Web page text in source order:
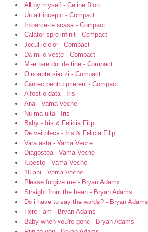
All by myself - Celine Dion
Un alt inceput - Compact
Intoarce-te acasa - Compact
Calator spre infinit - Compact
Jocul ielelor - Compact
Da-mi o veste - Compact
Mi-e tare dor de tine - Compact
O noapte si-o zi - Compact
Cantec pentru prieteni - Compact
A fost o data - Iris
Ana - Vama Veche
Nu ma uita - Iris
Baby - Iris & Felicia Filip
De vei pleca - Iris & Felicia Filip
Vara asta - Vama Veche
Dragostea - Vama Veche
Iubeste - Vama Veche
18 ani - Vama Veche
Please forgive me - Bryan Adams
Straight from the heart - Bryan Adams
Do i have to say the words? - Bryan Adams
Here i am - Bryan Adams
Baby when you're gone - Bryan Adams